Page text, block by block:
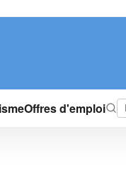
Offres d'emploi